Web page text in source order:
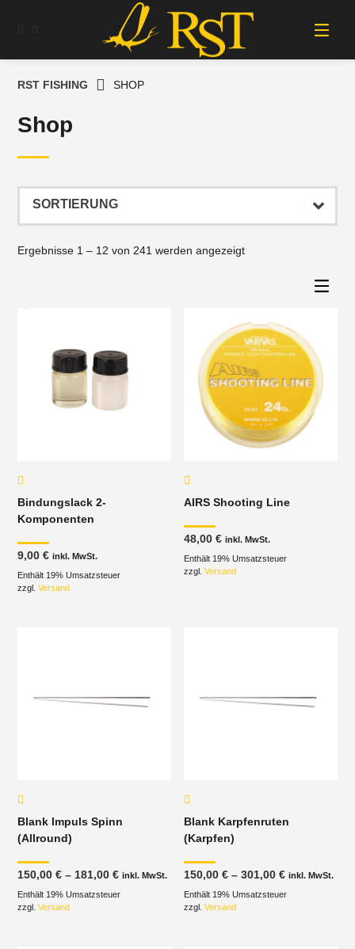
RST FISHING SHOP
Shop
Ergebnisse 1 – 12 von 241 werden angezeigt
Bindungslack 2-
Komponenten
9,00€ inkl. MwSt.
Enthält 19% Umsatzsteuer
zzgl.Versand
AIRS Shooting Line
48,00€ inkl. MwSt.
Enthält 19% Umsatzsteuer
zzgl.Versand
Blank Impuls Spinn
(Allround)
150,00€ –181,00€Preisspanne:
bis
inkl. MwSt.
Enthält 19% Umsatzsteuer
zzgl.Versand
Blank Karpfenruten
(Karpfen)
150,00€ –301,00€
bis
inkl. MwSt.
Enthält 19% Umsatzsteuer
zzgl.Versand